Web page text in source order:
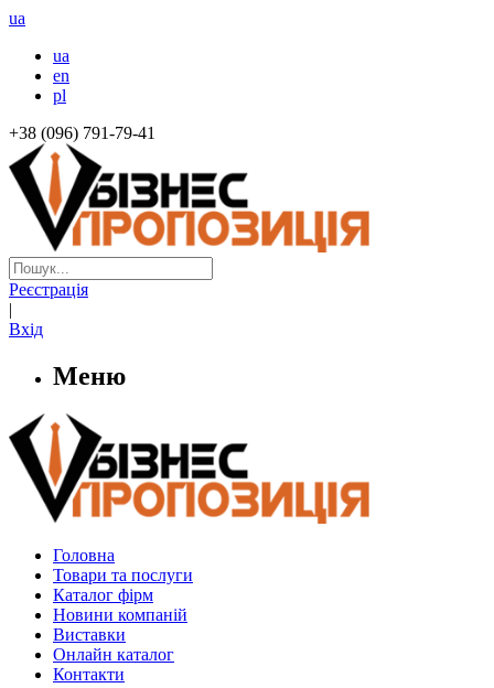
ua
ua
en
pl
+38 (096) 791-79-41
Реєстрація
|
Вхід
Меню
Головна
Товари та послуги
Каталог фірм
Новини компаній
Виставки
Онлайн каталог
Контакти